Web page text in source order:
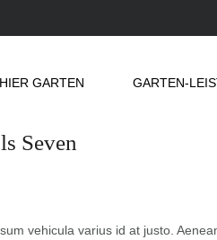
GARTEN GARTEN-
Seven
vehicula varius id at justo.